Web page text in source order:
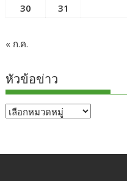
30
31
« ก.ค.
หัวข้อข่าว
หัวข้อ